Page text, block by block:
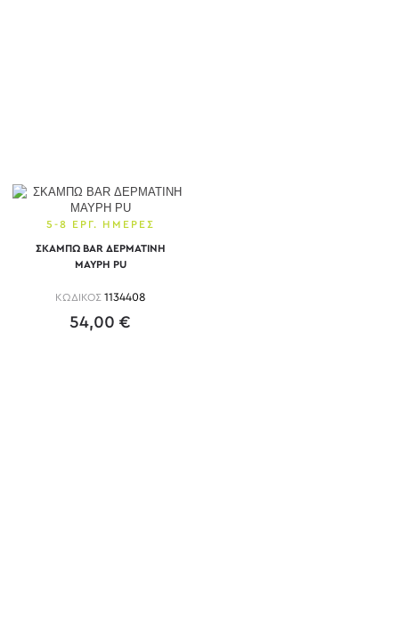
5-8 ΕΡΓ. ΗΜΕΡΕΣ
ΣΚΑΜΠΩ BAR ΔΕΡΜΑΤΙΝΗ
ΜΑΥΡΗ PU
ΚΩΔΙΚΟΣ 1134408
54,00 €